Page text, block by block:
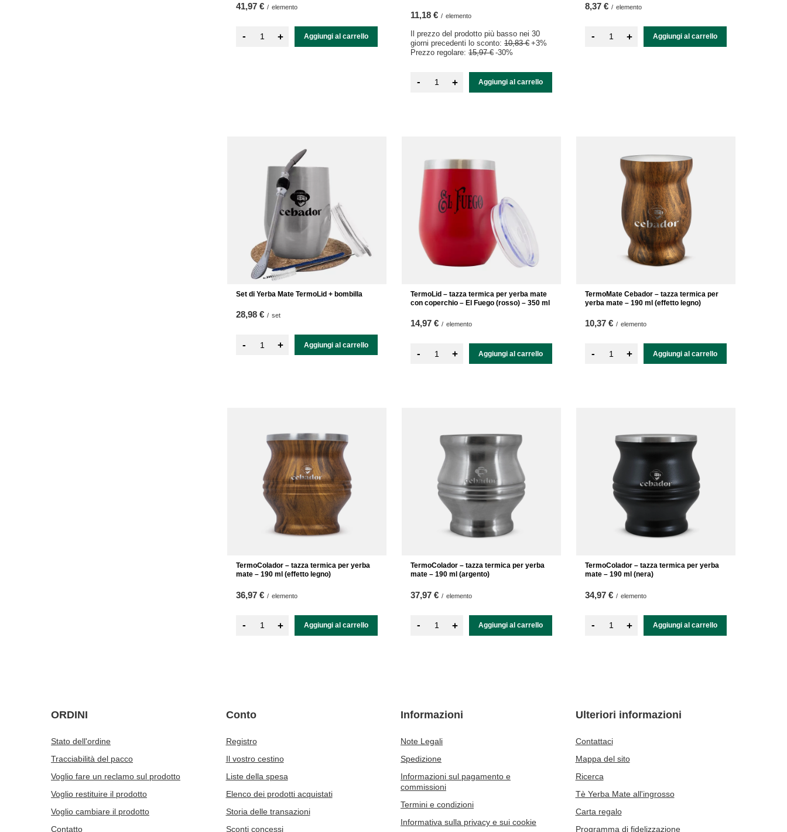
41,97 € / elemento
- + Aggiungi al carrello
11,18 € / elemento
Il prezzo del prodotto più basso nei 30
giorni precedenti lo sconto: 10,83 € +3%
Prezzo regolare: 15,97 € -30%
- + Aggiungi al carrello
8,37 € / elemento
- + Aggiungi al carrello
Set di Yerba Mate TermoLid + bombilla
28,98 € / set
- + Aggiungi al carrello
TermoLid – tazza termica per yerba mate
con coperchio – El Fuego (rosso) – 350 ml
14,97 € / elemento
- + Aggiungi al carrello
TermoMate Cebador – tazza termica per
yerba mate – 190 ml (effetto legno)
10,37 € / elemento
- + Aggiungi al carrello
TermoColador – tazza termica per yerba
mate – 190 ml (effetto legno)
36,97 € / elemento
- + Aggiungi al carrello
TermoColador – tazza termica per yerba
mate – 190 ml (argento)
37,97 € / elemento
- + Aggiungi al carrello
TermoColador – tazza termica per yerba
mate – 190 ml (nera)
34,97 € / elemento
- + Aggiungi al carrello
ORDINI
Stato dell'ordine
Tracciabilità del pacco
Voglio fare un reclamo sul prodotto
Voglio restituire il prodotto
Voglio cambiare il prodotto
Contatto
Conto
Registro
Il vostro cestino
Liste della spesa
Elenco dei prodotti acquistati
Storia delle transazioni
Sconti concessi
Informazioni
Note Legali
Spedizione
Informazioni sul pagamento e
commissioni
Termini e condizioni
Informativa sulla privacy e sui cookie
Ulteriori informazioni
Contattaci
Mappa del sito
Ricerca
Tè Yerba Mate all'ingrosso
Carta regalo
Programma di fidelizzazione